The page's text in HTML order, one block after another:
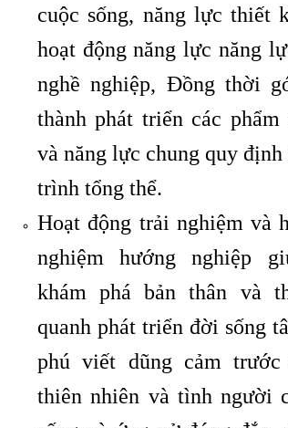
cuộc sống, năng lực thiết
hoạt động năng lực năng
nghề nghiệp, Đồng thời
thành phát triển các phẩm
và năng lực chung quy
trình tổng thể.
Hoạt động trải nghiệm và
nghiệm hướng nghiệp
khám phá bản thân và
quanh phát triển đời sống
phú viết dũng cảm
thiên nhiên và tình người